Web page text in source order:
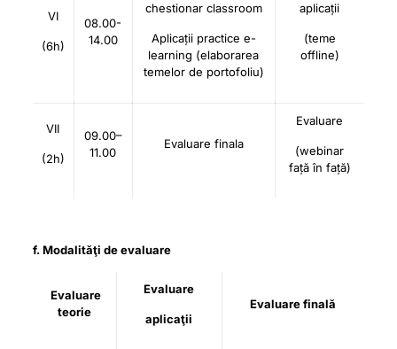
VI
(6h)
08.00-
14.00
chestionar classroom
Aplicații practice e-
learning (elaborarea
temelor de portofoliu)
aplicații
(teme
offline)
VII
(2h)
09.00–
11.00
Evaluare finala
Evaluare
(webinar
față în față)
f. Modalităţi de evaluare
Evaluare
teorie
Evaluare
aplicaţii
Evaluare finală